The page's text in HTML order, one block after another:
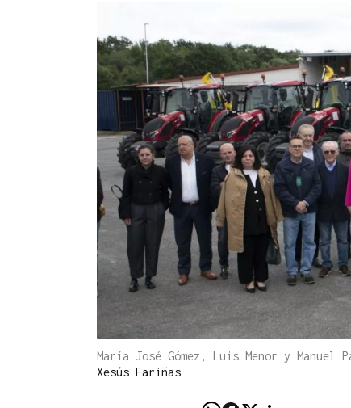
María José Gómez, Luis Menor y
Xesús Fariñas